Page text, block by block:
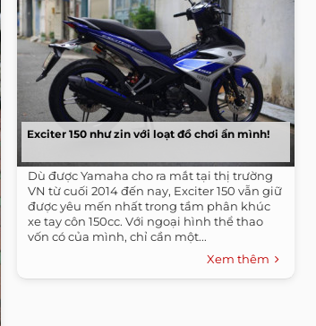
Exciter 150 như zin với loạt đồ chơi ẩn mình!
Dù được Yamaha cho ra mắt tại thị trường
VN từ cuối 2014 đến nay, Exciter 150 vẫn giữ
được yêu mến nhất trong tầm phân khúc
xe tay côn 150cc. Với ngoại hình thể thao
vốn có của mình, chỉ cần một...
Xem thêm